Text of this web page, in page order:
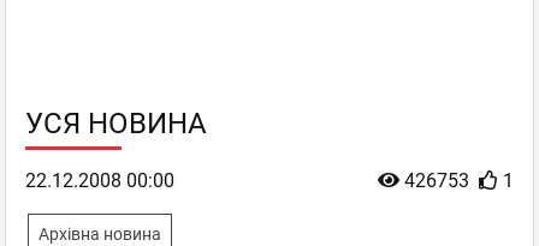
УСЯ НОВИНА
426753 1
22.12.2008 00:00
Архівна новина